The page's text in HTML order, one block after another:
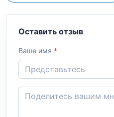
Оставить отзыв
Ваше имя *